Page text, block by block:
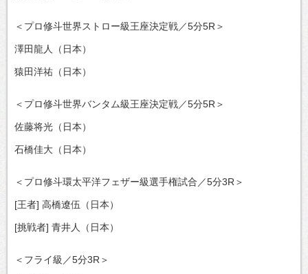
＜プロ修斗世界ストロー級王座決定戦／5分5R＞
澤田龍人（日本）
猿田洋祐（日本）
＜プロ修斗世界バンタム級王座決定戦／5分5R＞
佐藤将光（日本）
石橋佳大（日本）
＜プロ修斗環太平洋フェザー級選手権試合／5分3R＞
[王者] 高橋遼伍（日本）
[挑戦者] 青井人（日本）
＜フライ級／5分3R＞